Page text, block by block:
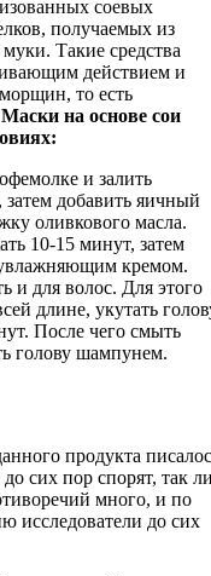
соевых
получаемых из
Такие средства
действием и
то есть
Маски на основе сои
и залить
добавить яичный
оливкового масла.
10-15 минут, затем
кремом.
и для волос. Для этого
длине, укутать
После чего смыть
голову шампунем.
продукта
сих пор спорят, так
много, и по
исследователи до сих